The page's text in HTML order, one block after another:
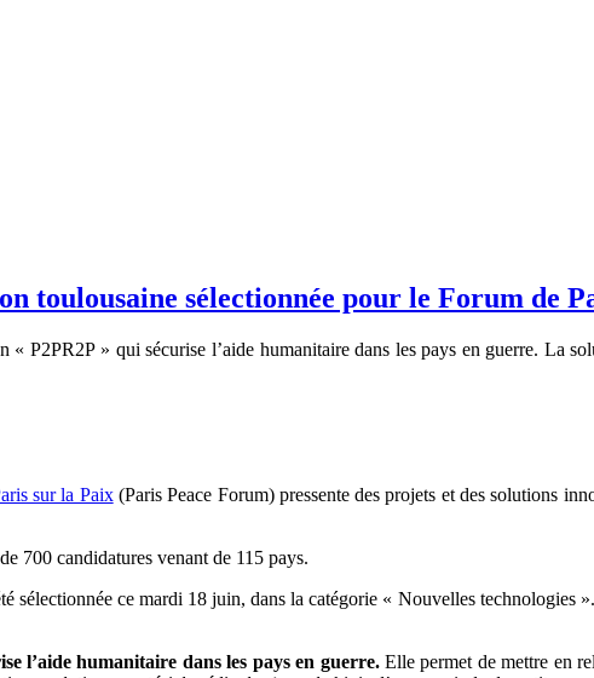
toulousaine sélectionnée pour le Forum de
« P2PR2P » qui sécurise l’aide humanitaire dans les pays en guerre. La
sur la Paix(Paris Peace Forum) pressente des projets et des solutions
700 candidatures venant de 115 pays.
sélectionnée ce mardi 18 juin, dans la catégorie « Nouvelles
l’aide humanitaire dans les pays en guerre.Elle permet de mettre en